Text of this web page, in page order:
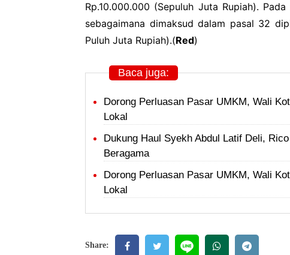
Rp.10.000.000 (Sepuluh Juta Rupiah).
sebagaimana dimaksud dalam pasal 32
Puluh Juta Rupiah).(Red)
Baca juga:
Dorong Perluasan Pasar UMKM, Wali
Lokal
Dukung Haul Syekh Abdul Latif Deli,
Beragama
Dorong Perluasan Pasar UMKM, Wali
Lokal
Share: